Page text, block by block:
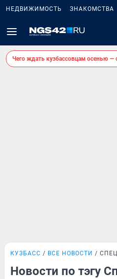
НЕДВИЖИМОСТЬ ЗНАКОМСТВА
Чего ждать кузбассовцам осенью —
КУЗБАСС ВСЕ НОВОСТИ
Новости по тэгу